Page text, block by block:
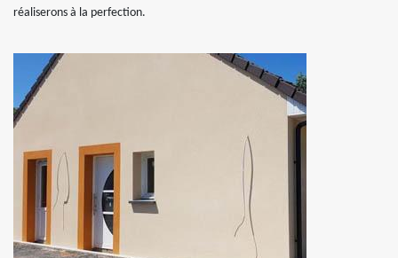
réaliserons à la perfection.